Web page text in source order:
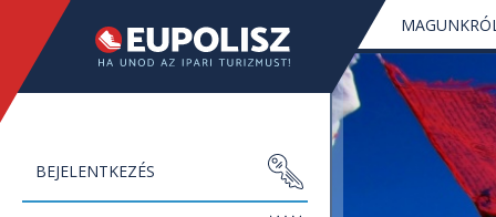
BEJELENTKEZÉS
MAGUNKRÓL